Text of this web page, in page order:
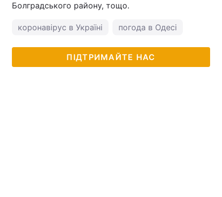
Болградського району, тощо.
коронавірус в Україні погода в Одесі
ПІДТРИМАЙТЕ НАС